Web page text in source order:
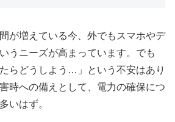
が増えている今、外でもスマホやデ
うニーズが高まっています。でも
らどうしよう…」という不安はあり
時への備えとして、電力の確保につ
いはず。